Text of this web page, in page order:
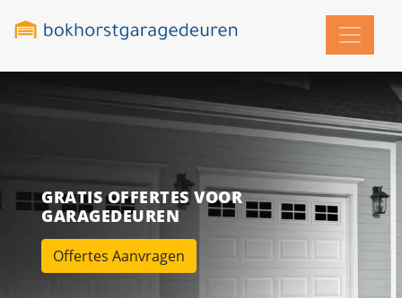
GRATIS OFFERTES VOOR
GARAGEDEUREN
Offertes Aanvragen